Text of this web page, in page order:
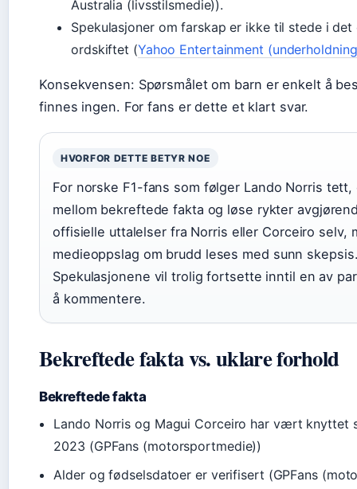
Australia (livsstilsmedie)).
Spekulasjoner om farskap er ikke til stede i
ordskiftet (Yahoo Entertainment
Konsekvensen: Spørsmålet om barn er enkelt å
finnes ingen. For fans er dette et klart svar.
HVORFOR DETTE BETYR NOE
For norske F1-fans som følger Lando Norris
mellom bekreftede fakta og løse rykter
offisielle uttalelser fra Norris eller Corceiro selv,
medieoppslag om brudd leses med sunn
Spekulasjonene vil trolig fortsette inntil en av
å kommentere.
Bekreftede fakta vs. uklare forhold
Bekreftede fakta
Lando Norris og Magui Corceiro har vært knyttet
2023 (GPFans (motorsportmedie))
Alder og fødselsdatoer er verifisert (GPFans